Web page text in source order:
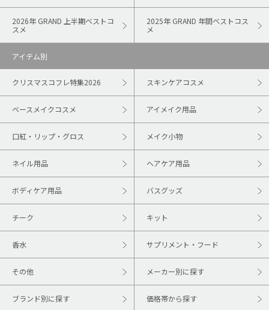
2026年 GRAND 上半期ベストコ
スメ
2025年 GRAND 年間ベストコス
メ
アイテム別
クリスマスコフレ特集2026 スキンケアコスメ
ベースメイクコスメ アイメイク用品
口紅・リップ・グロス メイク小物
ネイル用品 ヘアケア用品
ボディケア用品 バスグッズ
チーク キット
香水 サプリメント・フード
その他 メーカー別に探す
ブランド別に探す 価格帯から探す